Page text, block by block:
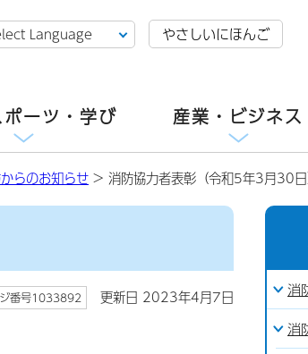
やさしいにほんご
ーツ・学び 産業・ビジネス
らのお知らせ > 消防協力者表彰（令和5年3月30日
番号1033892 更新日 2023年4月7日
消
消